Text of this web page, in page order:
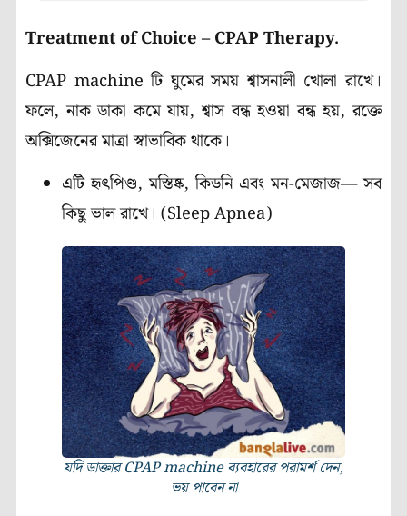
Treatment of Choice – CPAP Therapy.
CPAP machine টি ঘুমের সময় শ্বাসনালী খোলা রাখে।
ফলে, নাক ডাকা কমে যায়, শ্বাস বন্ধ হওয়া বন্ধ হয়, রক্তে
অক্সিজেনের মাত্রা স্বাভাবিক থাকে।
এটি হৃৎপিণ্ড, মস্তিষ্ক, কিডনি এবং মন-মেজাজ— সব
কিছু ভাল রাখে। (Sleep Apnea)
যদি ডাক্তার CPAP machine ব্যবহারের পরামর্শ দেন,
ভয় পাবেন না